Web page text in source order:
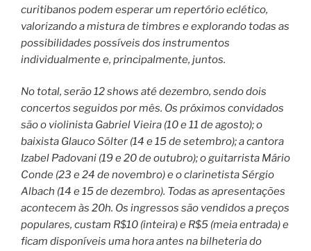
curitibanos podem esperar um repertório eclético,
valorizando a mistura de timbres e explorando todas as
possibilidades possíveis dos instrumentos
individualmente e, principalmente, juntos.
No total, serão 12 shows até dezembro, sendo dois
concertos seguidos por mês. Os próximos convidados
são o violinista Gabriel Vieira (10 e 11 de agosto); o
baixista Glauco Sölter (14 e 15 de setembro); a cantora
Izabel Padovani (19 e 20 de outubro); o guitarrista Mário
Conde (23 e 24 de novembro) e o clarinetista Sérgio
Albach (14 e 15 de dezembro). Todas as apresentações
acontecem às 20h. Os ingressos são vendidos a preços
populares, custam R$10 (inteira) e R$5 (meia entrada) e
ficam disponíveis uma hora antes na bilheteria do